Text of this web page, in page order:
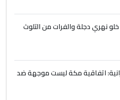
نهري دجلة والفرات من التلوث
اتفاقية مكة ليست موجهة ضد